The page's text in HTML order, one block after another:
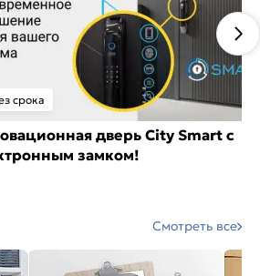
срока
дверь City Smart с
замком!
Смотреть все